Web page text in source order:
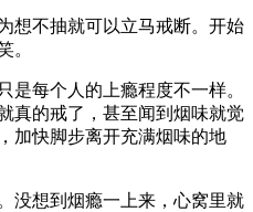
想不抽就可以立马戒断。开始
。
是每个人的上瘾程度不一样。
真的戒了，甚至闻到烟味就觉
加快脚步离开充满烟味的地
没想到烟瘾一上来，心窝里就